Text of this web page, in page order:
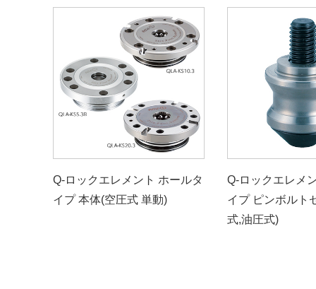
Q-ロックエレメント ホールタ
イプ 本体(空圧式 単動)
Q-ロックエレメ
イプ ピンボルト
式,油圧式)